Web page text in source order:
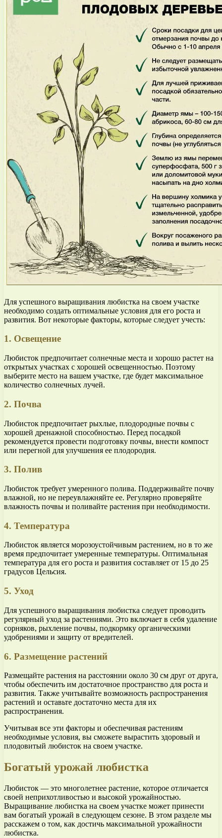
Для успешного выращивания любистка на своем участке
необходимо создать оптимальные условия для его роста и
развития. Вот некоторые факторы, которые следует учесть:
1. Освещение
Любисток предпочитает солнечные места и хорошо растет на
открытых участках с хорошей освещенностью. Поэтому
выберите место на вашем участке, где будет максимальное
количество солнечных лучей.
2. Почва
Любисток предпочитает рыхлые, плодородные почвы с
хорошей дренажной способностью. Перед посадкой
рекомендуется провести подготовку почвы, внести компост
или перегной для улучшения ее плодородия.
3. Полив
Любисток требует умеренного полива. Поддерживайте почву
влажной, но не переувлажняйте ее. Регулярно проверяйте
влажность почвы и поливайте растения при необходимости.
4. Температура
Любисток является морозоустойчивым растением, но в то же
время предпочитает умеренные температуры. Оптимальная
температура для его роста и развития составляет от 15 до 25
градусов Цельсия.
5. Уход
Для успешного выращивания любистка следует проводить
регулярный уход за растениями. Это включает в себя удаление
сорняков, рыхление почвы, подкормку органическими
удобрениями и защиту от вредителей.
6. Размещение растений
Размещайте растения на расстоянии около 30 см друг от друга,
чтобы обеспечить им достаточное пространство для роста и
развития. Также учитывайте возможность распространения
растений и оставьте достаточно места для их
распространения.
Учитывая все эти факторы и обеспечивая растениям
необходимые условия, вы сможете вырастить здоровый и
плодовитый любисток на своем участке.
Богатый урожай любистка
Любисток — это многолетнее растение, которое отличается
своей неприхотливостью и высокой урожайностью.
Выращивание любистка на своем участке может принести
вам богатый урожай в следующем сезоне. В этом разделе мы
расскажем о том, как достичь максимальной урожайности
любистка.